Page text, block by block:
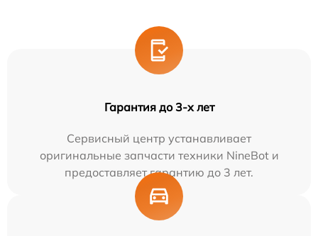
Гарантия до 3-х лет
Сервисный центр устанавливает
оригинальные запчасти техники NineBot и
предоставляет гарантию до 3 лет.